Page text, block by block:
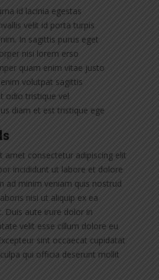
id lacinia egestas
velit id porta turpis
In sagittis purus eget
nisi lorem erso
quam enim vitae justo
volutpat sagittis
odio tristique vel
diam et est tristique ege
amet consectetur adipiscing elit
incididunt ut labore et dolore
ad minim veniam quis nostrud
nisi ut aliquip ex ea
Duis aute irure dolor in
velit esse cillum dolore eu
sint occaecat cupidatat
qui officia deserunt mollit